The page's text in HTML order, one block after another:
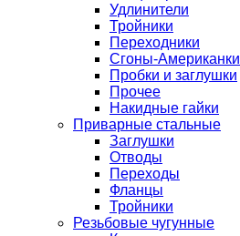
Удлинители
Тройники
Переходники
Сгоны-Американки
Пробки и заглушки
Прочее
Накидные гайки
Приварные стальные
Заглушки
Отводы
Переходы
Фланцы
Тройники
Резьбовые чугунные